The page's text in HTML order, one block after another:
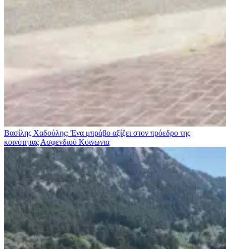
Βασίλης Χαδούλης: Ένα μπράβο αξίζει στον πρόεδρο της
κοινότητας Ασφενδιού Κοινωνια